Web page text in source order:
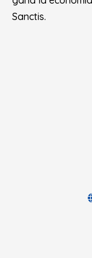
Sanctis.